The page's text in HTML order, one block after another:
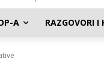
A RAZGOVORI I